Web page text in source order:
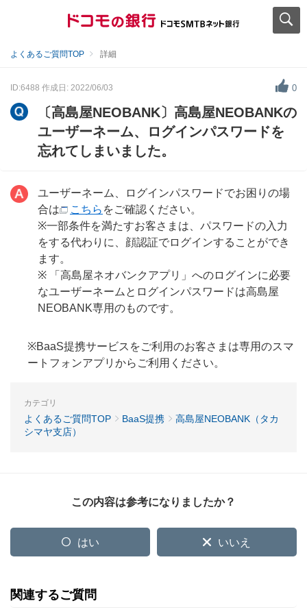
よくあるご質問TOP 詳細
ID:6488 作成日: 2022/06/03 0
〔高島屋NEOBANK〕高島屋NEOBANKの
ユーザーネーム、ログインパスワードを
忘れてしまいました。
ユーザーネーム、ログインパスワードでお困りの場
合は
こちら をご確認ください。
※一部条件を満たすお客さまは、パスワードの入力
をする代わりに、顔認証でログインすることができ
ます。
※ 「高島屋ネオバンクアプリ」へのログインに必要
なユーザーネームとログインパスワードは高島屋
NEOBANK専用のものです。
※BaaS提携サービスをご利用のお客さまは専用のスマ
ートフォンアプリからご利用ください。
カテゴリ
よくあるご質問TOP BaaS提携
高島屋NEOBANK（タカ
シマヤ支店）
この内容は参考になりましたか？
はい いいえ
関連するご質問